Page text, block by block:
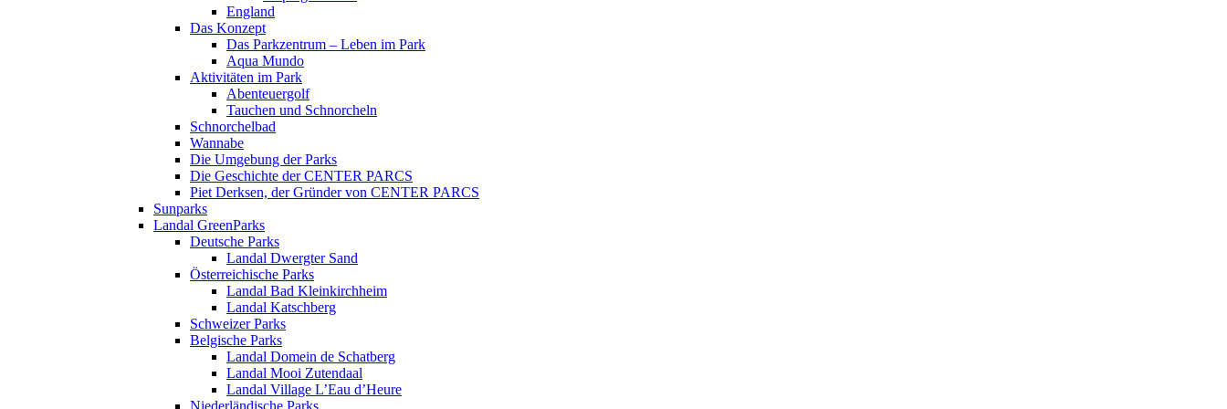
England
Das Konzept
Das Parkzentrum – Leben im Park
Aqua Mundo
Aktivitäten im Park
Abenteuergolf
Tauchen und Schnorcheln
Schnorchelbad
Wannabe
Die Umgebung der Parks
Die Geschichte der CENTER PARCS
Piet Derksen, der Gründer von CENTER PARCS
Sunparks
Landal GreenParks
Deutsche Parks
Landal Dwergter Sand
Österreichische Parks
Landal Bad Kleinkirchheim
Landal Katschberg
Schweizer Parks
Belgische Parks
Landal Domein de Schatberg
Landal Mooi Zutendaal
Landal Village L’Eau d’Heure
Niederländische Parks